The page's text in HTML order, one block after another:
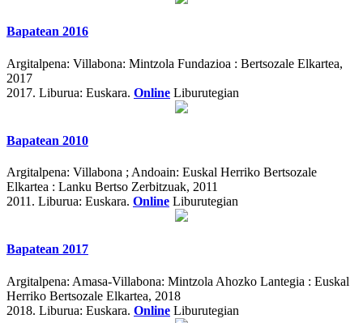
Bapatean 2016
Argitalpena: Villabona: Mintzola Fundazioa : Bertsozale Elkartea,
2017
2017. Liburua: Euskara. Online Liburutegian
Bapatean 2010
Argitalpena: Villabona ; Andoain: Euskal Herriko Bertsozale
Elkartea : Lanku Bertso Zerbitzuak, 2011
2011. Liburua: Euskara. Online Liburutegian
Bapatean 2017
Argitalpena: Amasa-Villabona: Mintzola Ahozko Lantegia : Euskal
Herriko Bertsozale Elkartea, 2018
2018. Liburua: Euskara. Online Liburutegian